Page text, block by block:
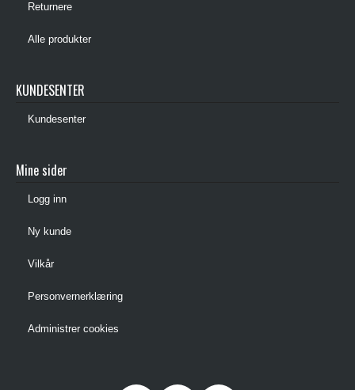
Returnere
Alle produkter
KUNDESENTER
Kundesenter
Mine sider
Logg inn
Ny kunde
Vilkår
Personvernerklæring
Administrer cookies